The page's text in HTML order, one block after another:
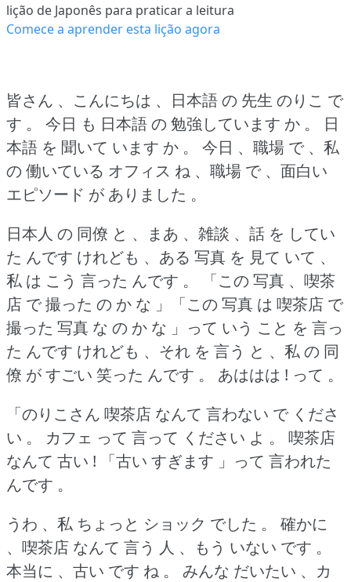
lição de Japonês para praticar a leitura
Comece a aprender esta lição agora
皆さん 、こんにちは 、日本語 の 先生 のりこ で
す 。
今日 も 日本語 の 勉強しています か 。
日
本語 を 聞いて います か 。
今日 、職場 で 、私
の 働いている オフィス ね 、職場 で 、面白い
エピソード が ありました 。
日本人 の 同僚 と 、まあ 、雑談 、話 を してい
た んです けれども 、ある 写真 を 見て いて 、
私 は こう 言った んです 。
「この 写真 、喫茶
店 で 撮った の か な 」「この 写真 は 喫茶店 で
撮った 写真 な の か な 」って いう こと を 言っ
た んです けれども 、それ を 言う と 、私 の 同
僚 が すごい 笑った んです 。
あははは ! って 。
「のりこさん 喫茶店 なんて 言わない で くださ
い 。
カフェ って 言って ください よ 。
喫茶店
なんて 古い !
「古い すぎます 」って 言われた
んです 。
うわ 、私 ちょっと ショック でした 。
確かに
、喫茶店 なんて 言う 人 、もう いない です 。
本当に 、古い です ね 。
みんな だいたい 、カ